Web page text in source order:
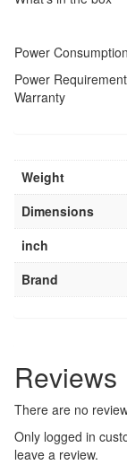
Power Consumption
Power
Warranty
Weight
Dimensions
inch
Brand
Reviews
There are no
Only logged in
leave a review.